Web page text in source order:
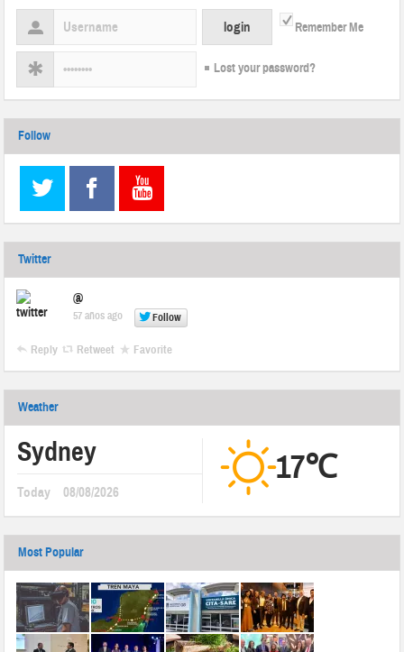
Remember Me
Lost your password?
Follow
Twitter
@
57 años ago Follow
Reply Retweet Favorite
Weather
Sydney
Today 08/08/2026
17℃
Most Popular